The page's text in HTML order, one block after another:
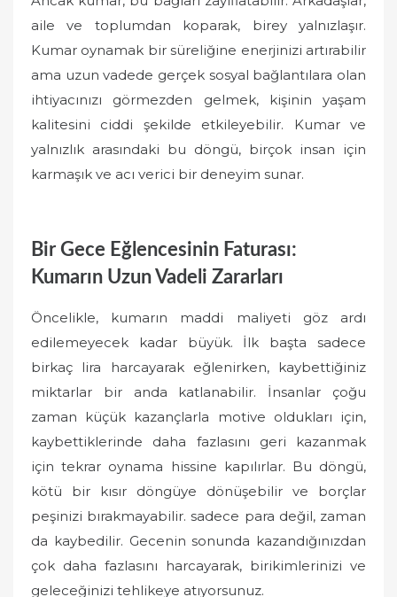
aile ve toplumdan koparak, birey yalnızlaşır.
Kumar oynamak bir süreliğine enerjinizi artırabilir
ama uzun vadede gerçek sosyal bağlantılara olan
ihtiyacınızı görmezden gelmek, kişinin yaşam
kalitesini ciddi şekilde etkileyebilir. Kumar ve
yalnızlık arasındaki bu döngü, birçok insan için
karmaşık ve acı verici bir deneyim sunar.
Bir Gece Eğlencesinin Faturası:
Kumarın Uzun Vadeli Zararları
Öncelikle, kumarın maddi maliyeti göz ardı
edilemeyecek kadar büyük. İlk başta sadece
birkaç lira harcayarak eğlenirken, kaybettiğiniz
miktarlar bir anda katlanabilir. İnsanlar çoğu
zaman küçük kazançlarla motive oldukları için,
kaybettiklerinde daha fazlasını geri kazanmak
için tekrar oynama hissine kapılırlar. Bu döngü,
kötü bir kısır döngüye dönüşebilir ve borçlar
peşinizi bırakmayabilir. sadece para değil, zaman
da kaybedilir. Gecenin sonunda kazandığınızdan
çok daha fazlasını harcayarak, birikimlerinizi ve
geleceğinizi tehlikeye atıyorsunuz.